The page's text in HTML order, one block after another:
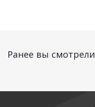
Ранее вы смотрели